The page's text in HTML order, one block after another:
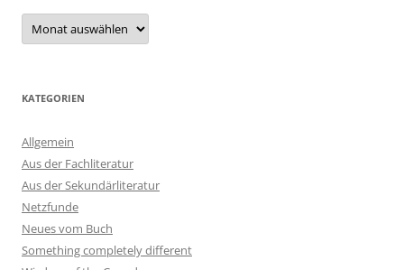
Archiv
KATEGORIEN
Allgemein
Aus der Fachliteratur
Aus der Sekundärliteratur
Netzfunde
Neues vom Buch
Something completely different